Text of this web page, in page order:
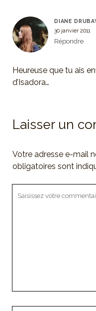
DIANE
30 janvier 2011
Répondre
Heureuse que tu ais
d’Isadora…
Laisser un
Votre adresse e-mail
obligatoires sont